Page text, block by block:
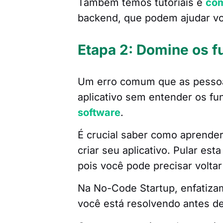
backend, que podem ajudar
Etapa 2: Domine os
Um erro comum que as
aplicativo sem entender os
software.
É crucial saber como
criar seu aplicativo. Pular
pois você pode precisar
Na No-Code Startup,
você está resolvendo antes